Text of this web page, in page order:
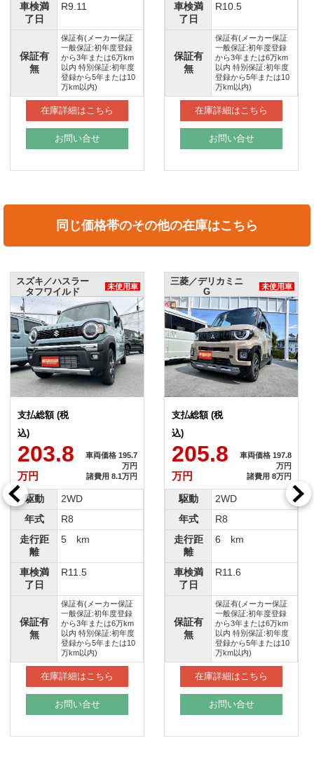
車検満
了日
R9.11
保証有
無
保証有(メーカー保証
一般保証:初年度登録
から3年または6万km
以内 特別保証:初年度
登録から5年または10
万km以内)
在庫詳細はこちら
お問い合せ
車検満
了日
R10.5
保証有
無
保証有(メーカー保証
一般保証:初年度登録
から3年または6万km
以内 特別保証:初年度
登録から5年または10
万km以内)
在庫詳細はこちら
お問い合せ
同じ価格帯のその他の在庫はこちら
三菱／デリカミニ
G
未使用車
支払総額 (税
込)
205.8
万円
車両価格 197.8
万円
諸費用 8万円
駆動
2WD
年式
R8
走行距
離
6 km
車検満
了日
R11.6
保証有
無
保証有(メーカー保証
一般保証:初年度登録
から3年または6万km
以内 特別保証:初年度
登録から5年または10
万km以内)
在庫詳細はこちら
お問い合せ
スズキ／ハスラー
ハイブリッドX
未使用車
支払総額 (税
込)
207.8
万円
車両価格 200.4
万円
諸費用 7.4万円
駆動
4WD
年式
R7
走行距
離
5 km
車検満
了日
R10.04
保証有
無
保証有(メーカー保証
一般保証:初年度登録
から3年または6万km
以内 特別保証:初年度
登録から5年または10
万km以内)
在庫詳細はこちら
お問い合せ